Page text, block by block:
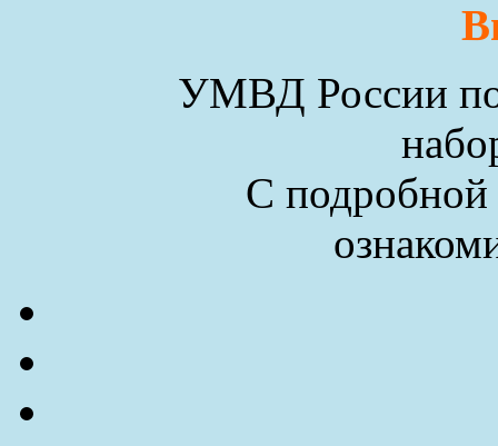
УМВД России по
С